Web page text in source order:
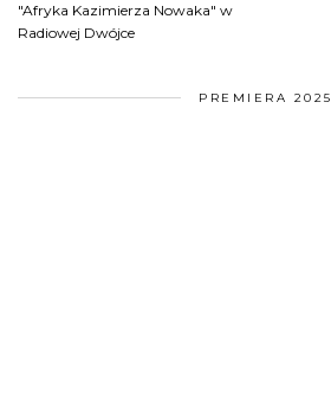
"Afryka Kazimierza Nowaka" w
Radiowej Dwójce
PREMIERA 2025